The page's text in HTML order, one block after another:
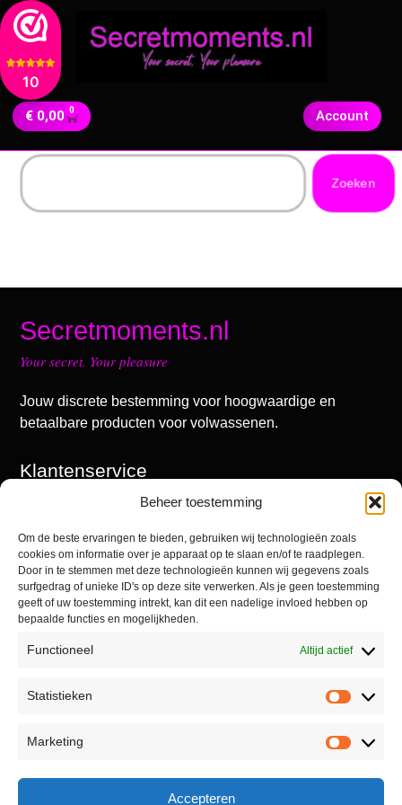
10
Beheer toestemming
Om de beste ervaringen te bieden, gebruiken wij technologieën zoals
cookies om informatie over je apparaat op te slaan en/of te raadplegen.
Door in te stemmen met deze technologieën kunnen wij gegevens zoals
surfgedrag of unieke ID's op deze site verwerken. Als je geen toestemming
geeft of uw toestemming intrekt, kan dit een nadelige invloed hebben op
bepaalde functies en mogelijkheden.
Functioneel Altijd actief
Statistieken
Marketing
Accepteren
€ 0,00 0 Account
Zoeken
Secretmoments.nl
Your secret. Your pleasure
Jouw discrete bestemming voor hoogwaardige en
betaalbare producten voor volwassenen.
Klantenservice
Winkel
Contact
Informatie
Privacyverklaring